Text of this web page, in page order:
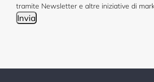
tramite Newsletter e altre iniziative di